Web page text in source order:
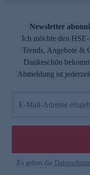
Newsletter
Ich möchte den
Trends, Angebote &
Dankeschön
Abmeldung ist
E-Mail-Adresse
Es gelten die